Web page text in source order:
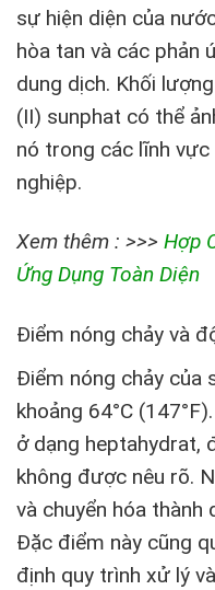
sự hiện diện của
hòa tan và các phản
dung dịch. Khối
(II) sunphat có thể
nó trong các lĩnh
nghiệp.
Xem thêm : >>> Hợp
Ứng Dụng Toàn Diện
Điểm nóng chảy và
Điểm nóng chảy của
khoảng 64°C
ở dạng heptahydrat,
không được nêu rõ.
và chuyển hóa thành
Đặc điểm này cũng
định quy trình xử lý